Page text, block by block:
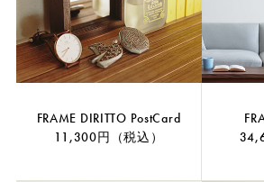
FRAME DIRITTO PostCard
11,300円（税込）